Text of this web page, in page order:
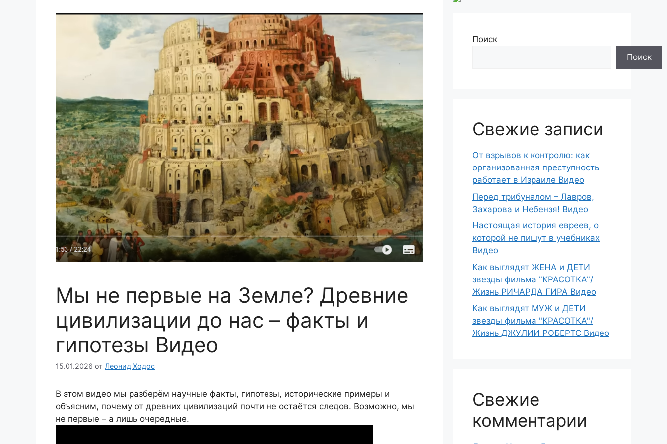
Мы не первые на Земле? Древние
цивилизации до нас – факты и
гипотезы Видео
15.01.2026 от Леонид Ходос
В этом видео мы разберём научные факты, гипотезы, исторические примеры и
объясним, почему от древних цивилизаций почти не остаётся следов. Возможно, мы
не первые – а лишь очередные.
Поиск
Поиск
Свежие записи
От взрывов к контролю: как
организованная преступность
работает в Израиле Видео
Перед трибуналом – Лавров,
Захарова и Небензя! Видео
Настоящая история евреев, о
которой не пишут в учебниках
Видео
Как выглядят ЖЕНА и ДЕТИ
звезды фильма "КРАСОТКА"/
Жизнь РИЧАРДА ГИРА Видео
Как выглядят МУЖ и ДЕТИ
звезды фильма "КРАСОТКА"/
Жизнь ДЖУЛИИ РОБЕРТС Видео
Свежие
комментарии